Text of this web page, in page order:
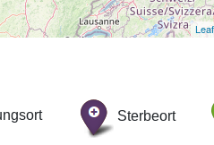
Sterbeort